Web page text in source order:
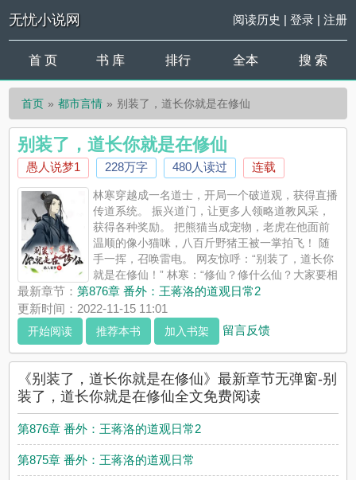
无忧小说网 阅读历史 | 登录| 注册
首 页 书 库 排行 全本 搜 索
首页 都市言情 别装了，道长你就是在修仙
别装了，道长你就是在修仙
愚人说梦1 228万字 480人读过 连载
林寒穿越成一名道士，开局一个破道观，获得直播
传道系统。 振兴道门，让更多人领略道教风采，
获得各种奖励。 把熊猫当成宠物，老虎在他面前
温顺的像小猫咪，八百斤野猪王被一掌拍飞！ 随
手一挥，召唤雷电。 网友惊呼：“别装了，道长你
就是在修仙！” 林寒：“修仙？修什么仙？大家要相
信科学！” 说完手中剑一甩，御剑飞走！
最新章节：第876章 番外：王蒋洛的道观日常2
更新时间：2022-11-15 11:01
开始阅读 推荐本书 加入书架 留言反馈
《别装了，道长你就是在修仙》最新章节无弹窗-别
装了，道长你就是在修仙全文免费阅读
第876章 番外：王蒋洛的道观日常2
第875章 番外：王蒋洛的道观日常